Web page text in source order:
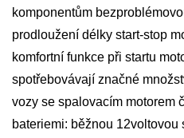
komponentům
prodloužení délky start-stop
komfortní funkce při startu
spotřebovávají značné
vozy se spalovacím motorem
bateriemi: běžnou 12voltovou